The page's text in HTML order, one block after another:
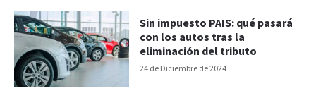
24 de Diciembre de 2024
Sin impuesto PAIS: qué pasará
con los autos tras la
eliminación del tributo